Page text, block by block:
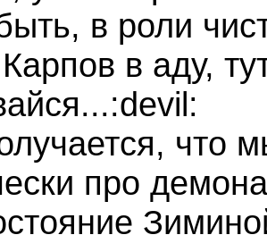
в роли
в аду,
что
про